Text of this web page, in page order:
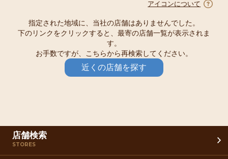
アイコンについて
指定された地域に、当社の店舗はありませんでした。
下のリンクをクリックすると、最寄の店舗一覧が表示されま
す。
お手数ですが、こちらから再検索してください。
近くの店舗を探す
店舗検索
STORES